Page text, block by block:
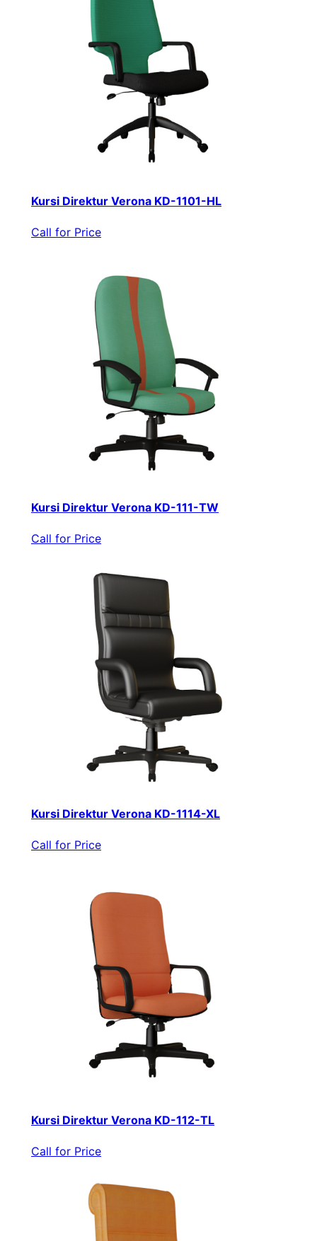
Kursi Direktur Verona KD-1101-HL
Call for Price
Kursi Direktur Verona KD-111-TW
Call for Price
Kursi Direktur Verona KD-1114-XL
Call for Price
Kursi Direktur Verona KD-112-TL
Call for Price